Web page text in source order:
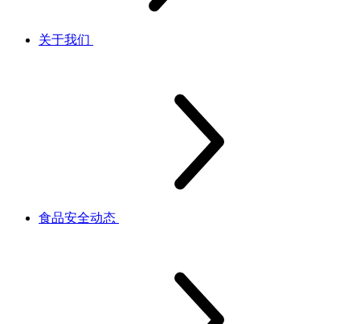
关于我们
食品安全动态